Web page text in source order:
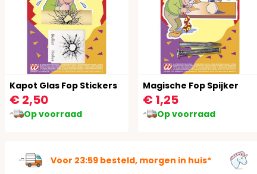
Kapot Glas Fop Stickers
€ 2,50
Op voorraad
Magische Fop Spijker
€ 1,25
Op voorraad
Voor 23:59 besteld, morgen in huis*